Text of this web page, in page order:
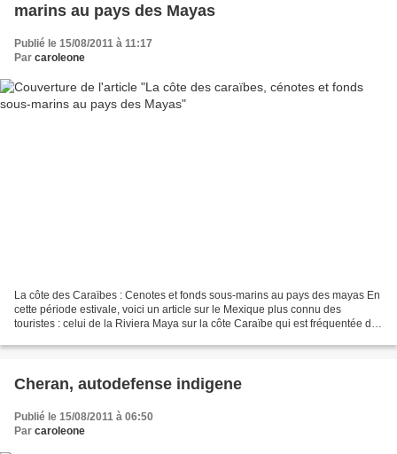
marins au pays des Mayas
Publié le 15/08/2011 à 11:17
Par caroleone
La côte des Caraïbes : Cenotes et fonds sous-marins au pays des mayas En
cette période estivale, voici un article sur le Mexique plus connu des
touristes : celui de la Riviera Maya sur la côte Caraïbe qui est fréquentée des
Cheran, autodefense indigene
Publié le 15/08/2011 à 06:50
Par caroleone